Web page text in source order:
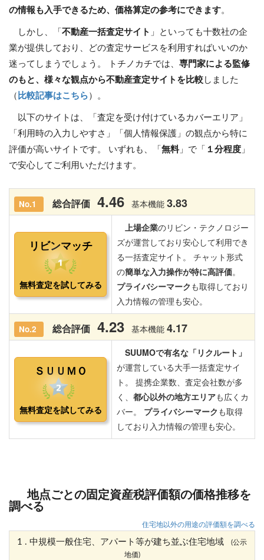
の情報も入手できるため、価格算定の参考にできます。
しかし、「 不動産一括査定サイト 」といっても十数社の企
業が提供しており、どの査定サービスを利用すればいいのか
迷ってしまうでしょう。 トチノカチでは、 専門家による監修
のもと、様々な観点から不動産査定サイトを比較 しました
（ 比較記事はこちら ）。
以下のサイトは、「査定を受け付けているカバーエリア」
「利用時の入力しやすさ」「個人情報保護」の観点から特に
評価が高いサイトです。 いずれも、「 無料」で「 １分程度 」
で安心してご利用いただけます。
地点ごとの固定資産税評価額の価格推移を
調べる
住宅地以外の用途の評価額を調べる
1 . 中規模一般住宅、アパート等が建ち並ぶ住宅地域
(公示
地価)